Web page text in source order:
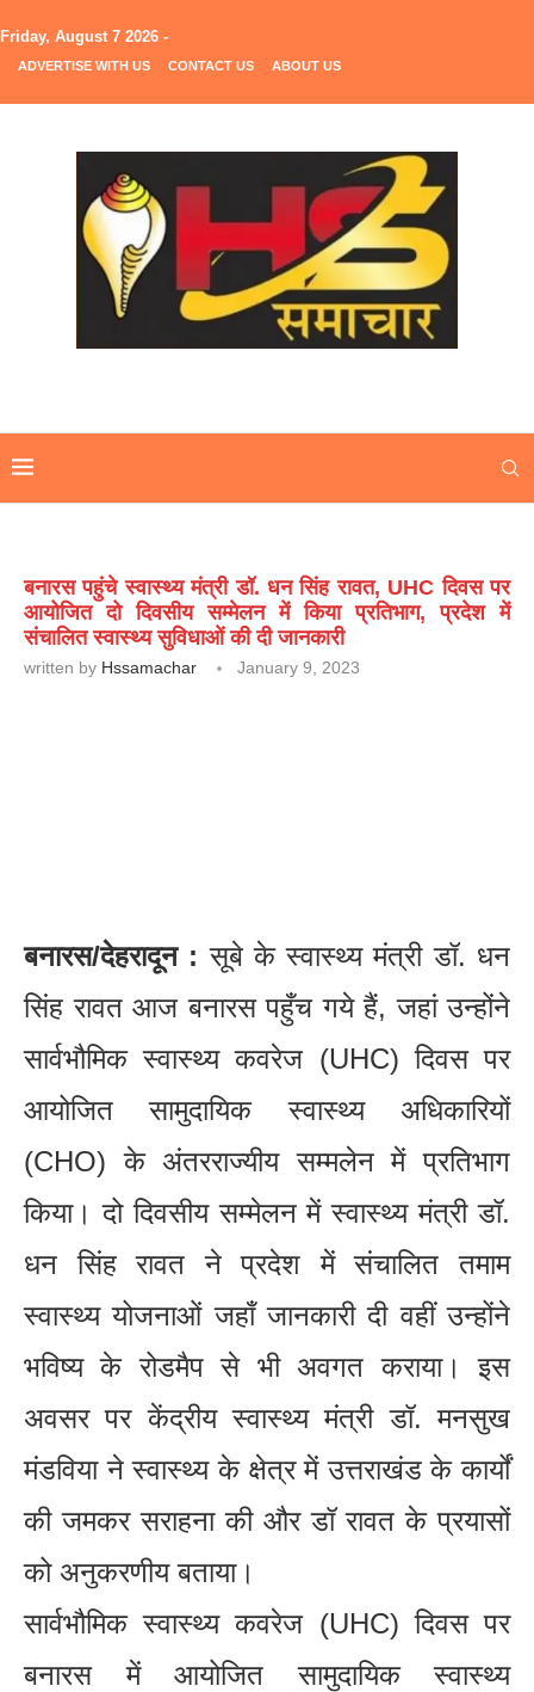
Friday, August 7 2026 -
ADVERTISE WITH US CONTACT US ABOUT US
बनारस पहुंचे स्वास्थ्य मंत्री डॉ. धन सिंह रावत, UHC दिवस पर
आयोजित दो दिवसीय सम्मेलन में किया प्रतिभाग, प्रदेश में
संचालित स्वास्थ्य सुविधाओं की दी जानकारी
written by Hssamachar January 9, 2023
बनारस/देहरादून :सूबे के स्वास्थ्य मंत्री डॉ. धन
सिंह रावत आज बनारस पहुँच गये हैं, जहां उन्होंने
सार्वभौमिक स्वास्थ्य कवरेज (UHC) दिवस पर
आयोजित सामुदायिक स्वास्थ्य अधिकारियों
(CHO) के अंतरराज्यीय सम्मलेन में प्रतिभाग
किया। दो दिवसीय सम्मेलन में स्वास्थ्य मंत्री डॉ.
धन सिंह रावत ने प्रदेश में संचालित तमाम
स्वास्थ्य योजनाओं जहाँ जानकारी दी वहीं उन्होंने
भविष्य के रोडमैप से भी अवगत कराया। इस
अवसर पर केंद्रीय स्वास्थ्य मंत्री डॉ. मनसुख
मंडविया ने स्वास्थ्य के क्षेत्र में उत्तराखंड के कार्यों
की जमकर सराहना की और डॉ रावत के प्रयासों
को अनुकरणीय बताया।
सार्वभौमिक स्वास्थ्य कवरेज (UHC) दिवस पर
बनारस में आयोजित सामुदायिक स्वास्थ्य